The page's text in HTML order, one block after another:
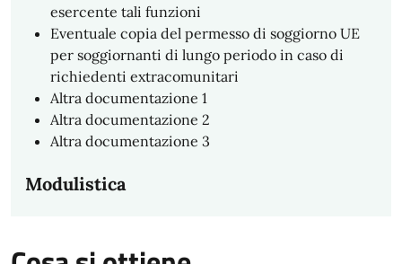
esercente tali funzioni
Eventuale copia del permesso di soggiorno UE
per soggiornanti di lungo periodo in caso di
richiedenti extracomunitari
Altra documentazione 1
Altra documentazione 2
Altra documentazione 3
Modulistica